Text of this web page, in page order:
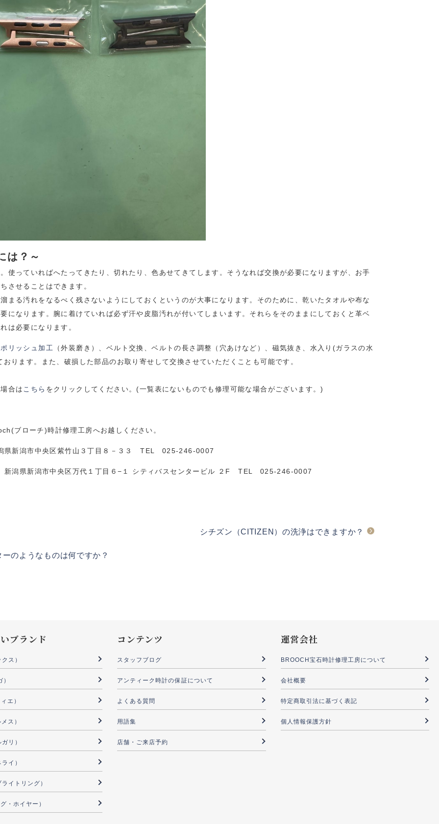
は？～
使っていればへたってきたり、切れたり、色あせてきてします。そうなれば交換が必要になりますが、お手
させることはできます。
まる汚れをなるべく残さないようにしておくというのが大事になります。そのために、乾いたタオルや布な
になります。腕に着けていれば必ず汗や皮脂汚れが付いてしまいます。それらをそのままにしておくと革ベ
は必要になります。
ポリッシュ加工
（外装磨き）、ベルト交換、ベルトの長さ調整（穴あけなど）、磁気抜き、水入り(ガラスの水
ります。また、破損した部品のお取り寄せして交換させていただくことも可能です。
合は こちら をクリックしてください。(一覧表にないものでも修理可能な場合がございます。)
ブローチ)時計修理工房へお越しください。
新潟市中央区紫竹山３丁目８－３３ TEL 025-246-0007
潟県新潟市中央区万代１丁目６−１ シティバスセンタービル ２F TEL 025-246-0007
シチズン（CITIZEN）の洗浄はできますか？
のようなものは何ですか？
ブランド
ス）
エ）
ス）
リ）
イ）
イトリング）
・ホイヤー）
コンテンツ
スタッフブログ
アンティーク時計の保証について
よくある質問
用語集
店舗・ご来店予約
運営会社
BROOCH宝石時計修理工房について
会社概要
特定商取引法に基づく表記
個人情報保護方針